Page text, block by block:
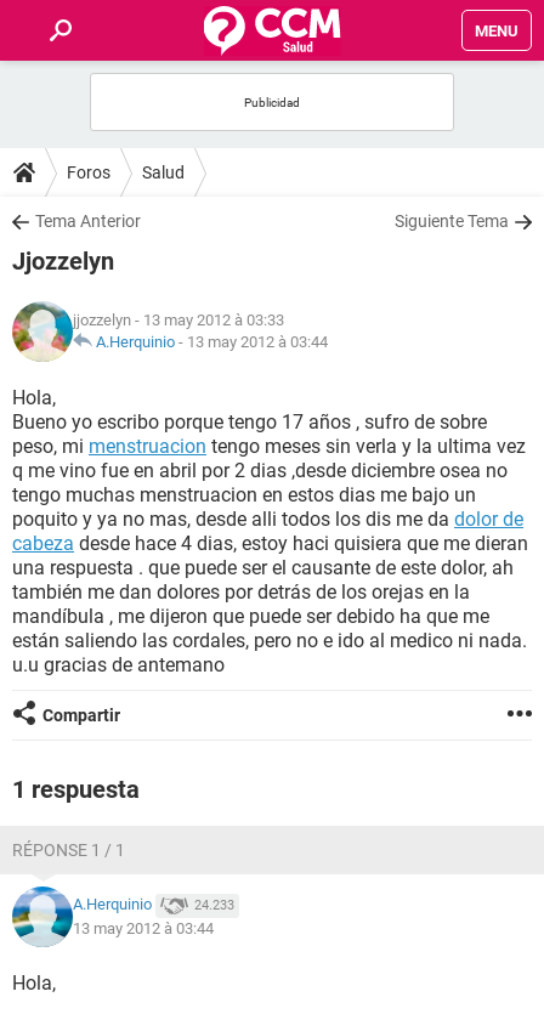
MENU
FORUMS
SALUD
FAMILIA
NUTRICIÓN
BIENESTAR
SEXUALIDAD
GLOSARIO
Foros Salud
Tema Anterior Siguiente Tema
Jjozzelyn
jjozzelyn - 13 may 2012 à 03:33
A.Herquinio - 13 may 2012 à 03:44
Hola,
Bueno yo escribo porque tengo 17 años , sufro de sobre
peso, mi menstruacion tengo meses sin verla y la ultima vez
q me vino fue en abril por 2 dias ,desde diciembre osea no
tengo muchas menstruacion en estos dias me bajo un
poquito y ya no mas, desde alli todos los dis me da dolor de
cabeza desde hace 4 dias, estoy haci quisiera que me dieran
una respuesta . que puede ser el causante de este dolor, ah
también me dan dolores por detrás de los orejas en la
mandíbula , me dijeron que puede ser debido ha que me
están saliendo las cordales, pero no e ido al medico ni nada.
u.u gracias de antemano
Compartir
1 respuesta
RÉPONSE 1 / 1
A.Herquinio 24.233
13 may 2012 à 03:44
Hola,